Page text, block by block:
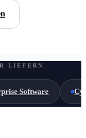
LIEFERN
Software